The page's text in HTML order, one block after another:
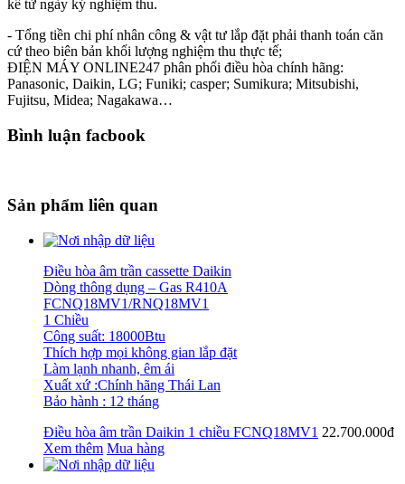
kể từ ngày ký nghiệm thu.
- Tổng tiền chi phí nhân công & vật tư lắp đặt phải thanh toán căn
cứ theo biên bản khối lượng nghiệm thu thực tế;
ĐIỆN MÁY ONLINE247 phân phối điều hòa chính hãng:
Panasonic, Daikin, LG; Funiki; casper; Sumikura; Mitsubishi,
Fujitsu, Midea; Nagakawa…
Bình luận facbook
Sản phẩm liên quan
Điều hòa âm trần cassette Daikin
Dòng thông dụng – Gas R410A
FCNQ18MV1/RNQ18MV1
1 Chiều
Công suất: 18000Btu
Thích hợp mọi không gian lắp đặt
Làm lạnh nhanh, êm ái
Xuất xứ :Chính hãng Thái Lan
Bảo hành : 12 tháng
Điều hòa âm trần Daikin 1 chiều FCNQ18MV1 22.700.000đ
Xem thêm Mua hàng